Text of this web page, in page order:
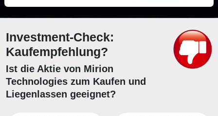
Investment-Check:
Kaufempfehlung?
Ist die Aktie von Mirion
Technologies zum Kaufen und
Liegenlassen geeignet?